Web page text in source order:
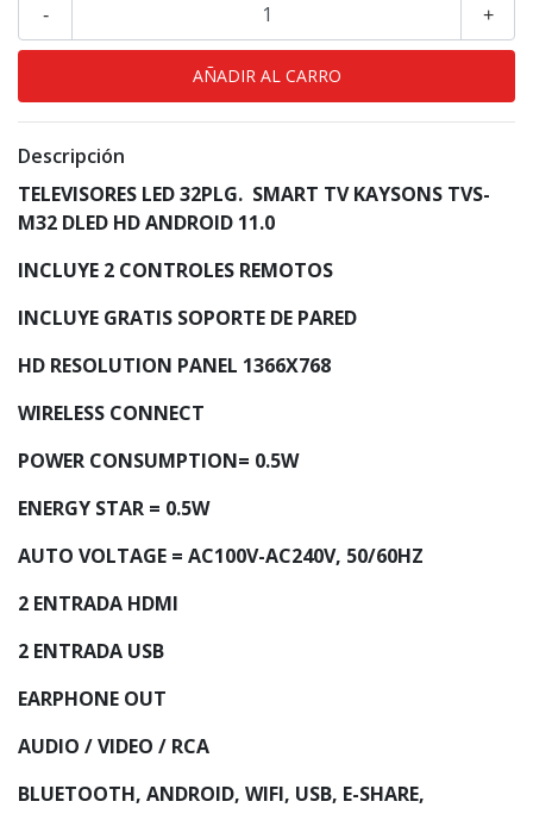
+
-
Descripción
TELEVISORES LED 32PLG. SMART TV KAYSONS TVS-
M32 DLED HD ANDROID 11.0
INCLUYE 2 CONTROLES REMOTOS
INCLUYE GRATIS SOPORTE DE PARED
HD RESOLUTION PANEL 1366X768
WIRELESS CONNECT
POWER CONSUMPTION= 0.5W
ENERGY STAR = 0.5W
AUTO VOLTAGE = AC100V-AC240V, 50/60HZ
2 ENTRADA HDMI
2 ENTRADA USB
EARPHONE OUT
AUDIO / VIDEO / RCA
BLUETOOTH, ANDROID, WIFI, USB, E-SHARE,